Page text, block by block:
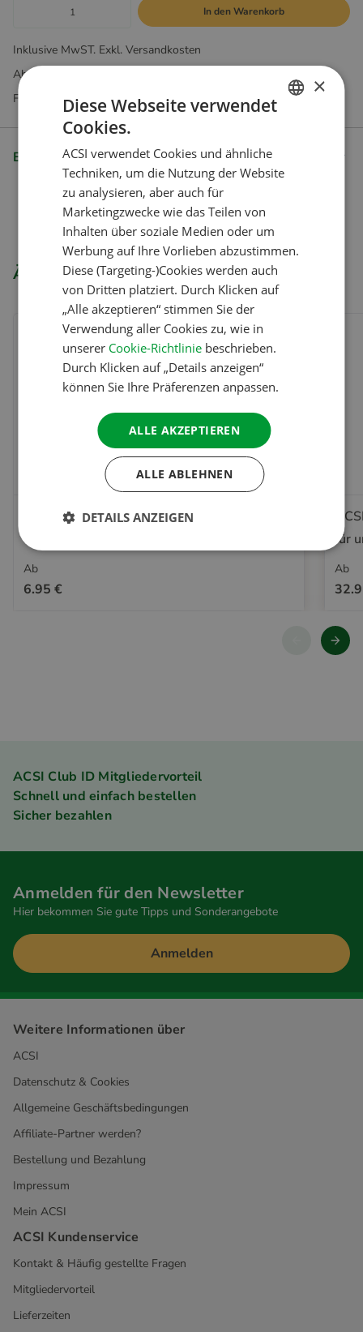
In den Warenkorb
Inklusive MwST. Exkl. Versandkosten
Abonnements ausschließlich in unserem Webshop erhältlich
Fragen? Unser Kundenservice hilft Ihnen gerne weiter
Beschreibung
Ähnliche Produkte
ACSI Club ID Mitgliedschaft
Ab
6.95 €
für
Ab
ACSI Club ID Mitgliedervorteil
Schnell und einfach bestellen
Sicher bezahlen
Anmelden für den Newsletter
Hier bekommen Sie gute Tipps und Sonderangebote
Anmelden
Weitere Informationen über
ACSI
Datenschutz & Cookies
Allgemeine Geschäftsbedingungen
Affiliate-Partner werden?
Bestellung und Bezahlung
Impressum
Mein ACSI
ACSI Kundenservice
Kontakt & Häufig gestellte Fragen
Mitgliedervorteil
Lieferzeiten
DANISH
SPANISH
×
Diese Webseite verwendet
Cookies.
ACSI verwendet Cookies und ähnliche
Techniken, um die Nutzung der Website
zu analysieren, aber auch für
Marketingzwecke wie das Teilen von
Inhalten über soziale Medien oder um
Werbung auf Ihre Vorlieben abzustimmen.
Diese (Targeting-)Cookies werden auch
von Dritten platziert. Durch Klicken auf
„Alle akzeptieren“ stimmen Sie der
Verwendung aller Cookies zu, wie in
unserer Cookie-Richtlinie beschrieben.
Durch Klicken auf „Details anzeigen“
können Sie Ihre Präferenzen anpassen.
ALLE AKZEPTIEREN
ALLE ABLEHNEN
DETAILS ANZEIGEN